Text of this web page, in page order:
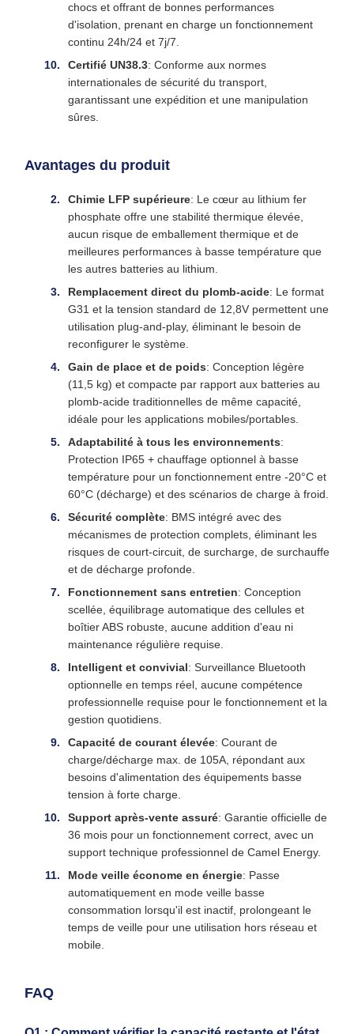
chocs et offrant de bonnes performances
d'isolation, prenant en charge un fonctionnement
continu 24h/24 et 7j/7.
Certifié UN38.3: Conforme aux normes
internationales de sécurité du transport,
garantissant une expédition et une manipulation
sûres.
Avantages du produit
Chimie LFP supérieure: Le cœur au lithium fer
phosphate offre une stabilité thermique élevée,
aucun risque de emballement thermique et de
meilleures performances à basse température que
les autres batteries au lithium.
Remplacement direct du plomb-acide: Le format
G31 et la tension standard de 12,8V permettent une
utilisation plug-and-play, éliminant le besoin de
reconfigurer le système.
Gain de place et de poids: Conception légère
(11,5 kg) et compacte par rapport aux batteries au
plomb-acide traditionnelles de même capacité,
idéale pour les applications mobiles/portables.
Adaptabilité à tous les environnements:
Protection IP65 + chauffage optionnel à basse
température pour un fonctionnement entre -20°C et
60°C (décharge) et des scénarios de charge à froid.
Sécurité complète: BMS intégré avec des
mécanismes de protection complets, éliminant les
risques de court-circuit, de surcharge, de surchauffe
et de décharge profonde.
Fonctionnement sans entretien: Conception
scellée, équilibrage automatique des cellules et
boîtier ABS robuste, aucune addition d'eau ni
maintenance régulière requise.
Intelligent et convivial: Surveillance Bluetooth
optionnelle en temps réel, aucune compétence
professionnelle requise pour le fonctionnement et la
gestion quotidiens.
Capacité de courant élevée: Courant de
charge/décharge max. de 105A, répondant aux
besoins d'alimentation des équipements basse
tension à forte charge.
Support après-vente assuré: Garantie officielle de
36 mois pour un fonctionnement correct, avec un
support technique professionnel de Camel Energy.
Mode veille économe en énergie: Passe
automatiquement en mode veille basse
consommation lorsqu'il est inactif, prolongeant le
temps de veille pour une utilisation hors réseau et
mobile.
FAQ